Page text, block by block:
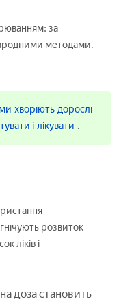
за
методами.
хворіють дорослі
і лікувати .
розвиток
ліків і
доза становить